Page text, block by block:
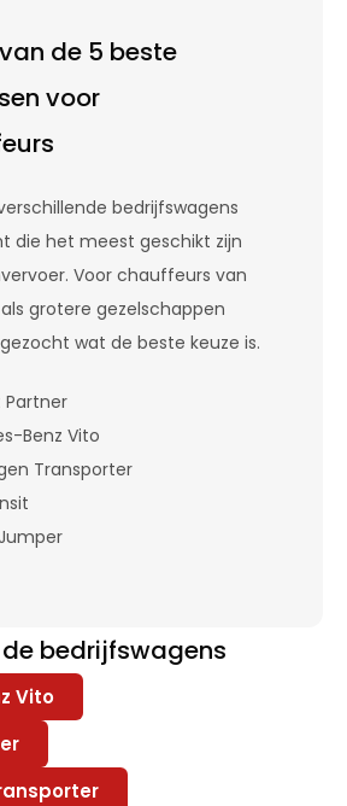
de 5 beste
voor
bedrijfswagens
die het meest geschikt zijn
Voor chauffeurs van
grotere gezelschappen
wat de beste keuze is.
Partner
Benz Vito
Transporter
bedrijfswagens
Vito